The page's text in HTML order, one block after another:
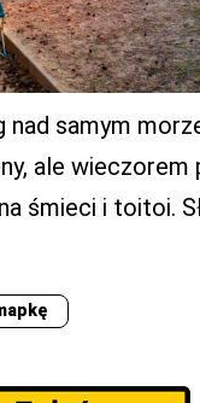
nad samym
ale wieczorem
śmieci i toitoi.